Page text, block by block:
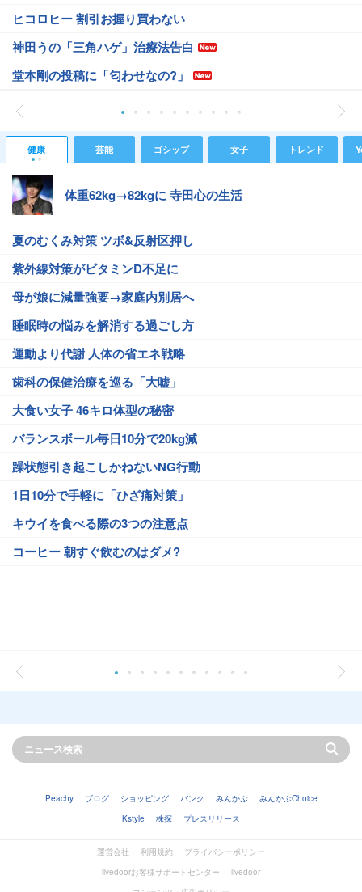
ヒコロヒー 割引お握り買わない
神田うの「三角ハゲ」治療法告白
堂本剛の投稿に「匂わせなの?」
健康 芸能 ゴシップ 女子 トレンド
体重62kg→82kgに 寺田心の生活
夏のむくみ対策 ツボ&反射区押し
紫外線対策がビタミンD不足に
母が娘に減量強要→家庭内別居へ
睡眠時の悩みを解消する過ごし方
運動より代謝 人体の省エネ戦略
歯科の保健治療を巡る「大嘘」
大食い女子 46キロ体型の秘密
バランスボール毎日10分で20kg減
躁状態引き起こしかねないNG行動
1日10分で手軽に「ひざ痛対策」
キウイを食べる際の3つの注意点
コーヒー 朝すぐ飲むのはダメ?
Peachy ブログ ショッピング バンク みんかぶ
みんかぶChoice
Kstyle
株探 プレスリリース
運営会社 利用規約
プライバシーポリシー
livedoorお客様サポートセンター
livedoor